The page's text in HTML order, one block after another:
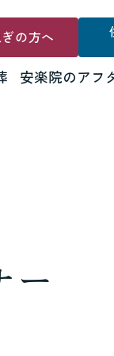
の方へ
安楽院のアフ
ー